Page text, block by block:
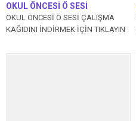
OKUL ÖNCESİ Ö SESİ
OKUL ÖNCESİ Ö SESİ ÇALIŞMA
KAĞIDINI İNDİRMEK İÇİN TIKLAYIN